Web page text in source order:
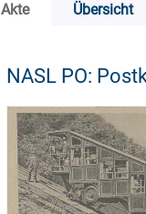
Akte Übersicht
NASL PO: